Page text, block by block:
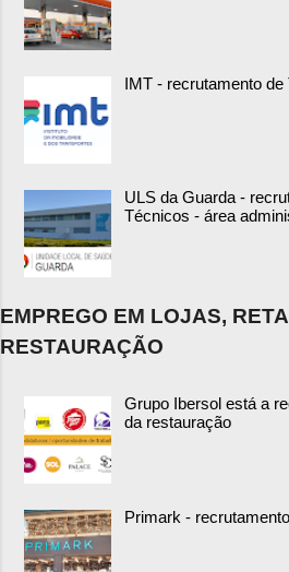
IMT - recrutamento
ULS da Guarda -
Técnicos - área
EMPREGO EM LOJAS,
RESTAURAÇÃO
Grupo Ibersol está a
da restauração
Primark -